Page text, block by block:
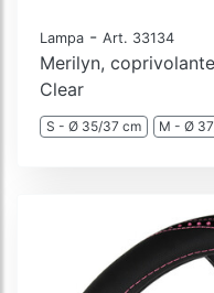
Lampa - Art. 33134
Merilyn,
Clear
S - Ø 35/37 cm M - Ø